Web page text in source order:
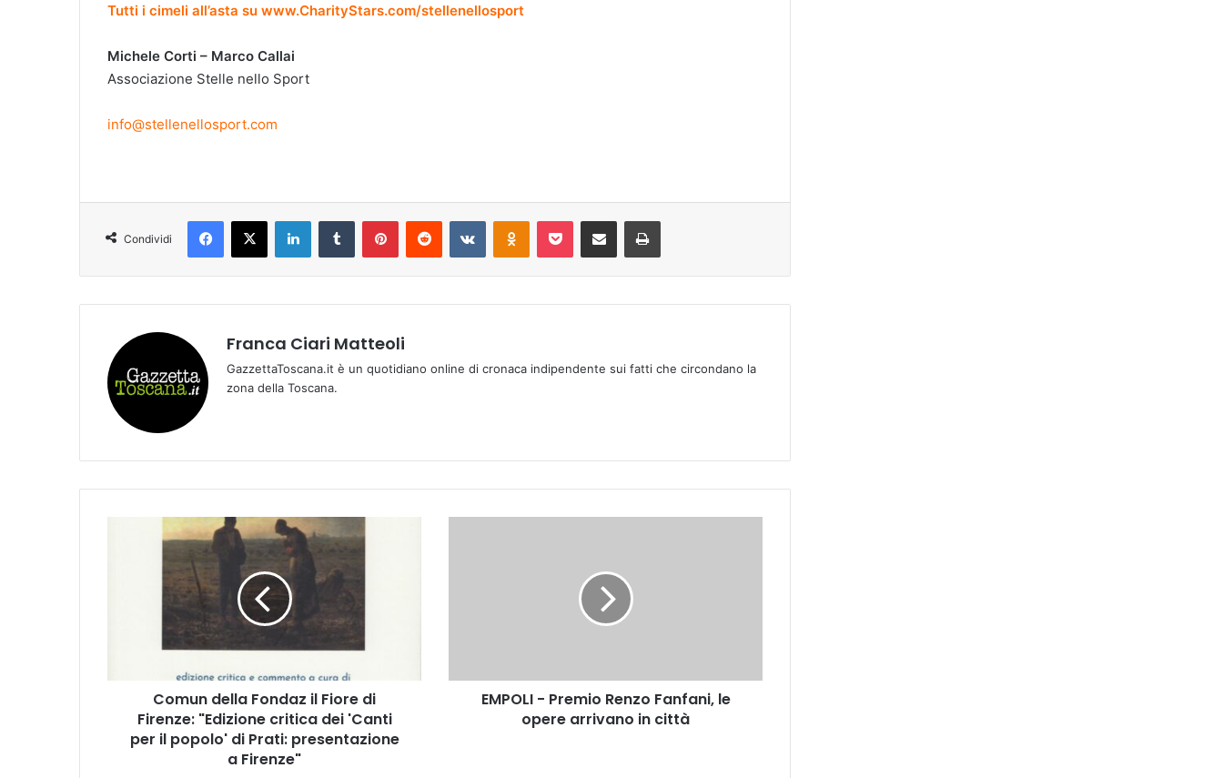
Tutti i cimeli all’asta su www.CharityStars.com/stellenellosport
Michele Corti – Marco Callai
Associazione Stelle nello Sport
info@stellenellosport.com
Condividi
Franca Ciari Matteoli
GazzettaToscana.it è un quotidiano online di cronaca indipendente sui fatti che circondano la
zona della Toscana.
l
Comun della Fondaz il Fiore di
Firenze: "Edizione critica dei 'Canti
per il popolo' di Prati: presentazione
a Firenze"
r
EMPOLI - Premio Renzo Fanfani, le
opere arrivano in città